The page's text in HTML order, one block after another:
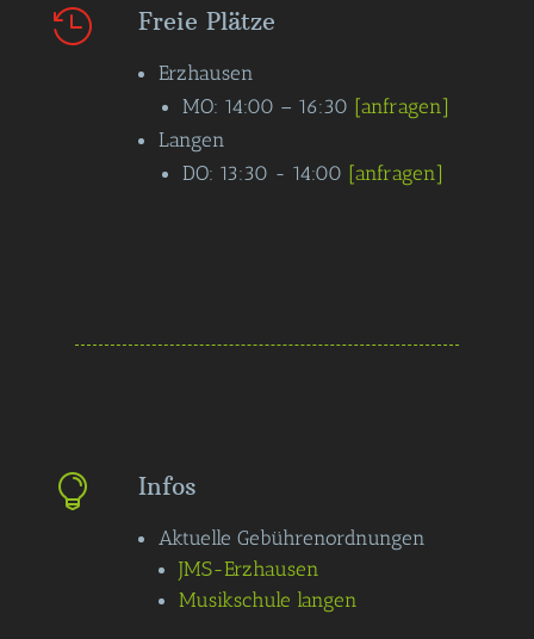
 Freie Plätze
Erzhausen
MO: 14:00 – 16:30 [anfragen]
Langen
DO: 13:30 - 14:00 [anfragen]
 Infos
Aktuelle Gebührenordnungen
JMS-Erzhausen
Musikschule langen